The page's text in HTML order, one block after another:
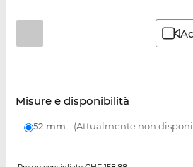
Misure e disponibilità
52 mm (Attualmente non